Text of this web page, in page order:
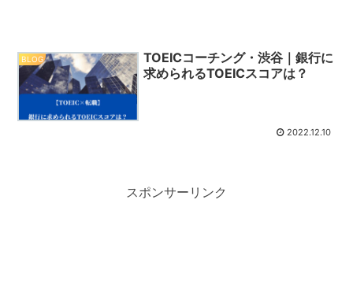
BLOG
TOEICコーチング・渋谷｜銀行に
求められるTOEICスコアは？
2022.12.10
スポンサーリンク